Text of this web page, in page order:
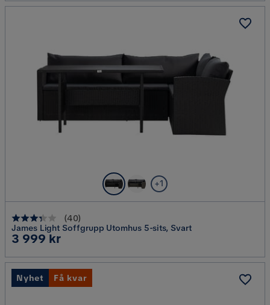
+1
(40)
James Light Soffgrupp Utomhus 5-sits, Svart
Pris
3 999 kr
Nyhet Få kvar